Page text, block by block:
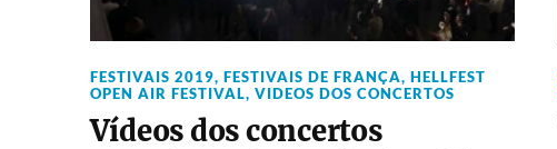
FESTIVAIS 2019, FESTIVAIS DE FRANÇA, HELLFEST
OPEN AIR FESTIVAL, VIDEOS DOS CONCERTOS
Vídeos dos concertos